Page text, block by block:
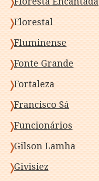
Florestal
Fluminense
Fonte Grande
Fortaleza
Francisco Sá
Funcionários
Gilson Lamha
Givisiez